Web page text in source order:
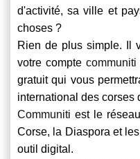
d'activité, sa ville et
choses ?
Rien de plus simple. Il
votre compte communiti
gratuit qui vous
international des corses
Communiti est le
Corse, la Diaspora et
outil digital.